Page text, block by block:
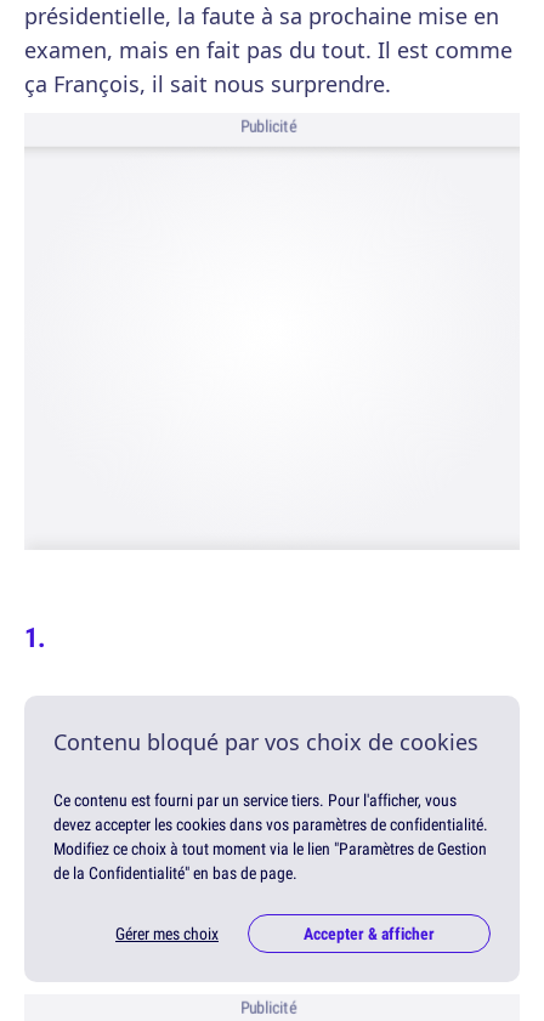
présidentielle, la faute à sa prochaine mise en
examen, mais en fait pas du tout. Il est comme
ça François, il sait nous surprendre.
Publicité
Contenu bloqué par vos choix de cookies
Ce contenu est fourni par un service tiers. Pour l'afficher, vous
devez accepter les cookies dans vos paramètres de confidentialité.
Modifiez ce choix à tout moment via le lien "Paramètres de Gestion
de la Confidentialité" en bas de page.
Gérer mes choix Accepter & afficher
Publicité